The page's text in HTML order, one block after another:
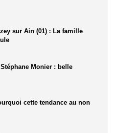
sur Ain (01) : La famille
Monier : belle
cette tendance au non